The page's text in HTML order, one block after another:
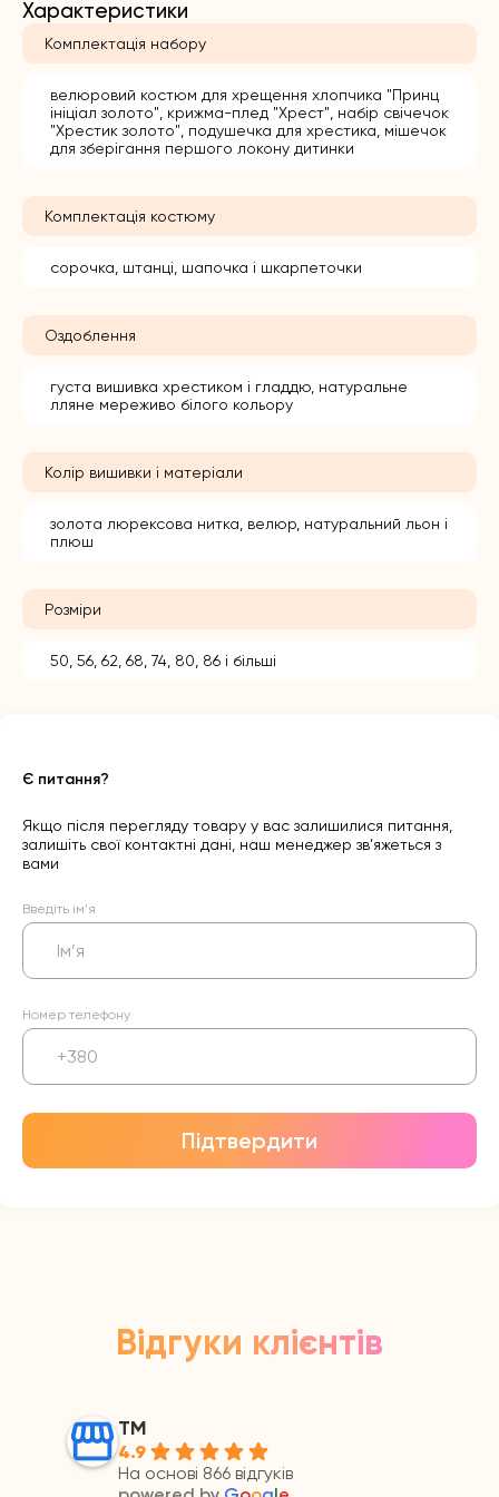
Характеристики
Комплектація набору
велюровий костюм для хрещення хлопчика "Принц
ініціал золото", крижма-плед "Хрест", набір свічечок
"Хрестик золото", подушечка для хрестика, мішечок
для зберігання першого локону дитинки
Комплектація костюму
сорочка, штанці, шапочка і шкарпеточки
Оздоблення
густа вишивка хрестиком і гладдю, натуральне
лляне мереживо білого кольору
Колір вишивки і матеріали
золота люрексова нитка, велюр, натуральний льон і
плюш
Розміри
50, 56, 62, 68, 74, 80, 86 і більші
Є питання?
Якщо після перегляду товару у вас залишилися питання,
залишіть свої контактні дані, наш менеджер зв’яжеться з
вами
Введіть ім’я
Номер телефону
Підтвердити
Відгуки клієнтів
ТМ
4.9
На основі 866 відгуків